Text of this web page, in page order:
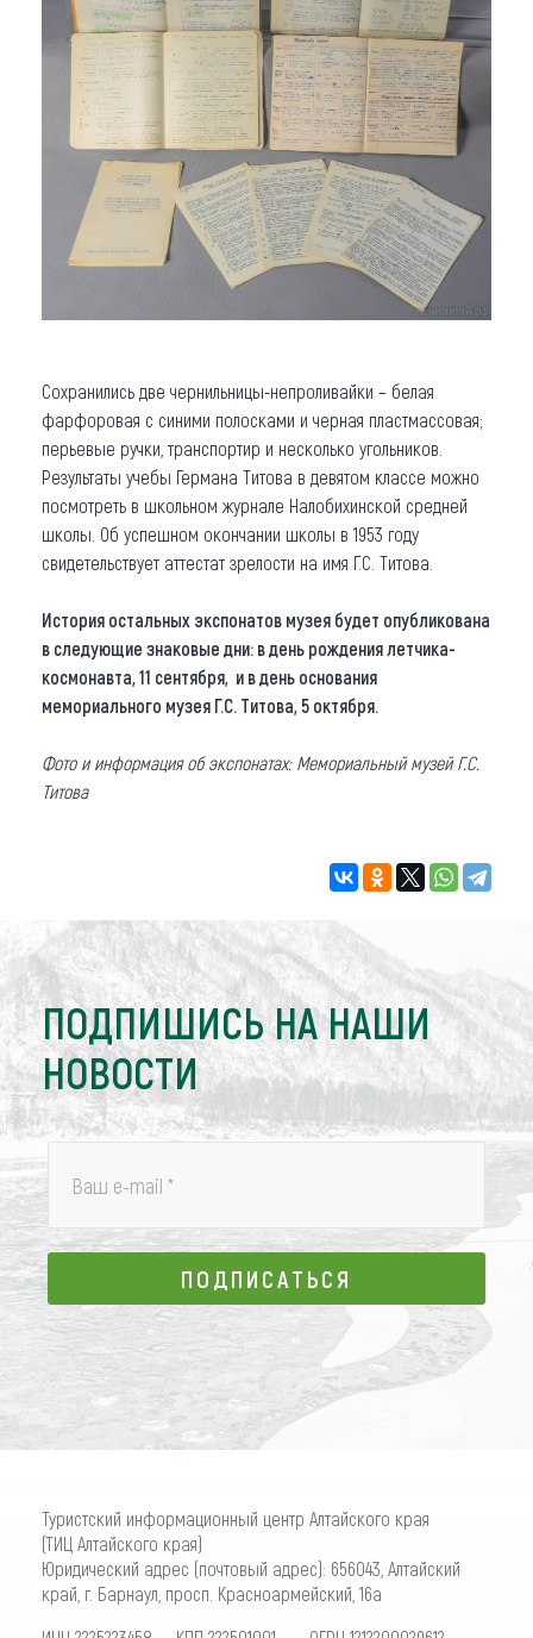
Сохранились две чернильницы-непроливайки – белая
фарфоровая с синими полосками и черная пластмассовая;
перьевые ручки, транспортир и несколько угольников.
Результаты учебы Германа Титова в девятом классе можно
посмотреть в школьном журнале Налобихинской средней
школы. Об успешном окончании школы в 1953 году
свидетельствует аттестат зрелости на имя Г.С. Титова.
История остальных экспонатов музея будет опубликована
в следующие знаковые дни: в день рождения летчика-
космонавта, 11 сентября, и в день основания
мемориального музея Г.С. Титова, 5 октября.
Фото и информация об экспонатах: Мемориальный музей Г.С.
Титова
ПОДПИШИСЬ НА НАШИ
НОВОСТИ
Ваш e-mail *
ПОДПИСАТЬСЯ
ПОДПИСАТЬСЯ
Туристский информационный центр Алтайского края
(ТИЦ Алтайского края)
Юридический адрес (почтовый адрес): 656043, Алтайский
край, г. Барнаул, просп. Красноармейский, 16а